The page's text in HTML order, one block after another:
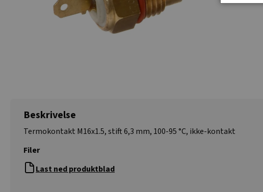
Beskrivelse
Termokontakt M16x1.5, stift 6,3 mm, 100-95 °C, ikke-kontakt
Filer
Last ned produktblad